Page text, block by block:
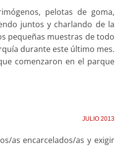
pelotas de goma,
juntos y charlando de la
pequeñas muestras de todo
durante este último mes.
comenzaron en el parque
JULIO 2013
as encarcelados/as y exigir